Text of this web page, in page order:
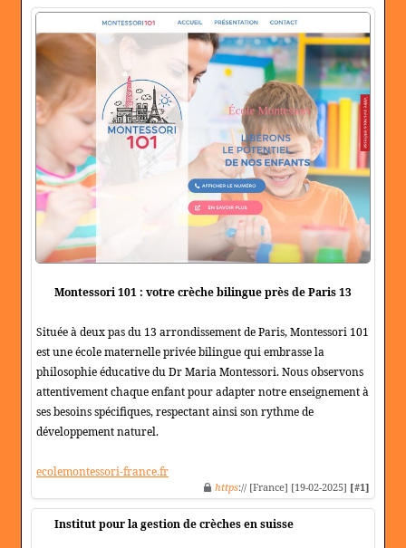
Montessori 101 : votre crèche bilingue près de Paris 13
Située à deux pas du 13 arrondissement de Paris, Montessori 101
est une école maternelle privée bilingue qui embrasse la
philosophie éducative du Dr Maria Montessori. Nous observons
attentivement chaque enfant pour adapter notre enseignement à
ses besoins spécifiques, respectant ainsi son rythme de
développement naturel.
ecolemontessori-france.fr
https:// [France] [19-02-2025] [#1]
Institut pour la gestion de crèches en suisse